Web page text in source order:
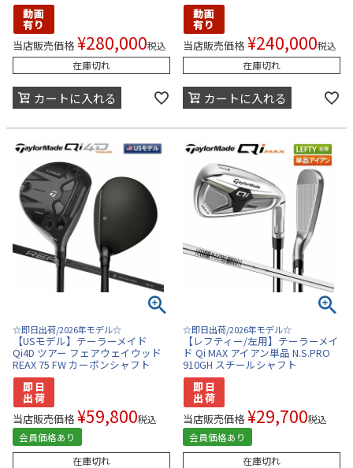
当店販売価格 ¥280,000税込
在庫切れ
カートに入れる
当店販売価格 ¥240,000税込
在庫切れ
カートに入れる
☆即日出荷/2026年モデル☆
【USモデル】テーラーメイド
Qi4D ツアー フェアウェイウッド
REAX 75 FW カーボンシャフト
当店販売価格 ¥59,800税込
会員価格あり
在庫切れ
☆即日出荷/2026年モデル☆
【レフティー/左用】テーラーメイ
ド Qi MAX アイアン単品 N.S.PRO
910GH スチールシャフト
当店販売価格 ¥29,700税込
会員価格あり
在庫切れ